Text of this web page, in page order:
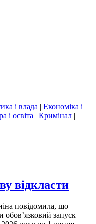
і влада | Економіка і
і освіта | Кримінал |
відкласти
повідомила, що
запуск